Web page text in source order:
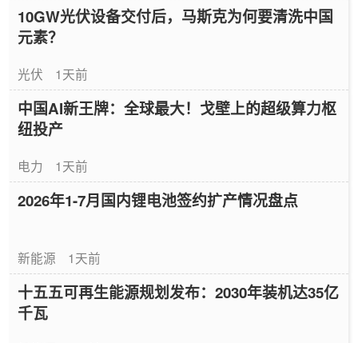
10GW光伏设备交付后，马斯克为何要清洗中国
元素？
光伏 1天前
中国AI新王牌：全球最大！戈壁上的超级算力枢
纽投产
电力 1天前
2026年1-7月国内锂电池签约扩产情况盘点
新能源 1天前
十五五可再生能源规划发布：2030年装机达35亿
千瓦